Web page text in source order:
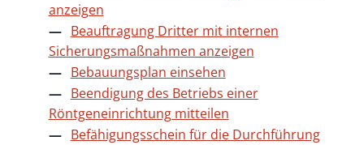
anzeigen
Beauftragung Dritter mit internen
Sicherungsmaßnahmen anzeigen
Bebauungsplan einsehen
Beendigung des Betriebs einer
Röntgeneinrichtung mitteilen
Befähigungsschein für die Durchführung